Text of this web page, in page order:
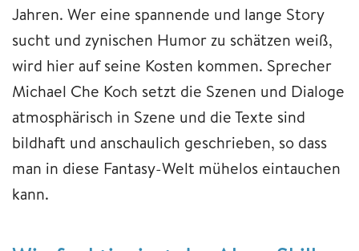
Jahren. Wer eine spannende und lange Story
sucht und zynischen Humor zu schätzen weiß,
wird hier auf seine Kosten kommen. Sprecher
Michael Che Koch setzt die Szenen und Dialoge
atmosphärisch in Szene und die Texte sind
bildhaft und anschaulich geschrieben, so dass
man in diese Fantasy-Welt mühelos eintauchen
kann.